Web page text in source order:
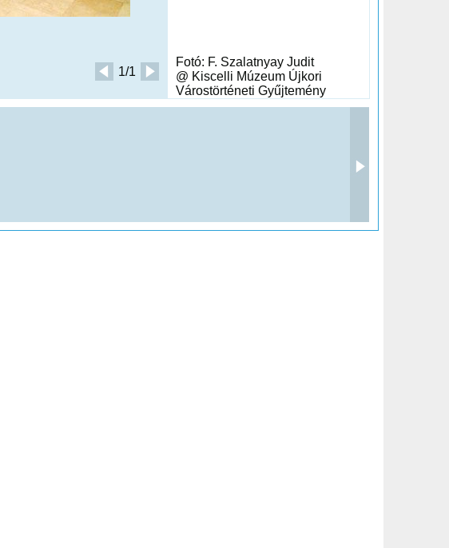
1/1
Fotó: F. Szalatnyay Judit
@ Kiscelli Múzeum Újkori
Várostörténeti Gyűjtemény